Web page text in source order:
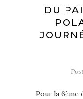
DU
Pour la 6ème